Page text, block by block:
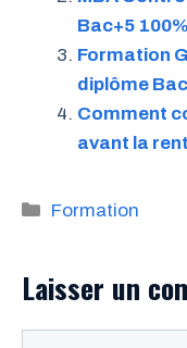
Bac+5
Formation
diplôme
Comment
avant la
Catégories
Formation
Laisser un